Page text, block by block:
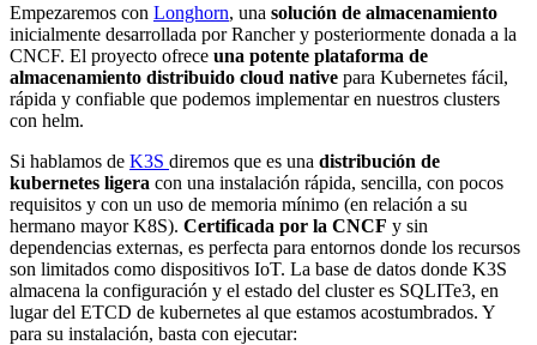
Empezaremos con Longhorn, una solución de almacenamiento
inicialmente desarrollada por Rancher y posteriormente donada a la
CNCF. El proyecto ofrece una potente plataforma de
almacenamiento distribuido cloud native para Kubernetes fácil,
rápida y confiable que podemos implementar en nuestros clusters
con helm.
Si hablamos de K3S diremos que es una distribución de
kubernetes ligera con una instalación rápida, sencilla, con pocos
requisitos y con un uso de memoria mínimo (en relación a su
hermano mayor K8S). Certificada por la CNCF y sin
dependencias externas, es perfecta para entornos donde los recursos
son limitados como dispositivos IoT. La base de datos donde K3S
almacena la configuración y el estado del cluster es SQLITe3, en
lugar del ETCD de kubernetes al que estamos acostumbrados. Y
para su instalación, basta con ejecutar: